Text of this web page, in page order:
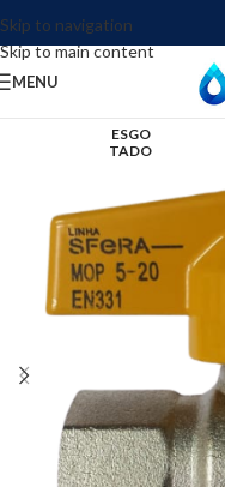
Skip to navigation
Skip to main content
MENU
ESGO
TADO